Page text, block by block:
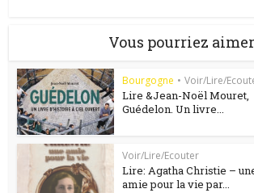
Vous pourriez aimer
Bourgogne • Voir/Lire/
Lire &Jean-Noël Mouret,
Guédelon. Un livre...
Voir/Lire/Ecouter
Lire: Agatha Christie –
amie pour la vie par...